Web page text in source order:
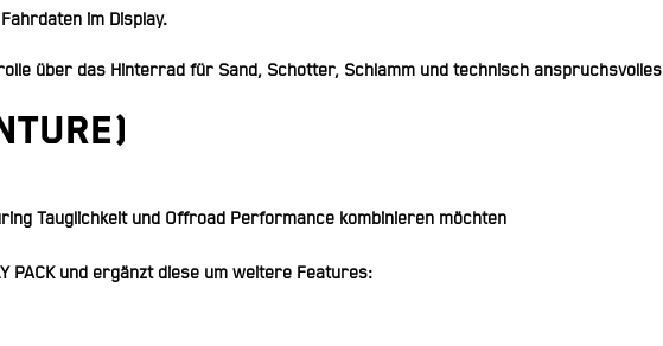
im Display.
über das Hinterrad für Sand, Schotter, Schlamm und technisch
Tauglichkeit und Offroad Performance kombinieren möchten
PACK und ergänzt diese um weitere Features: